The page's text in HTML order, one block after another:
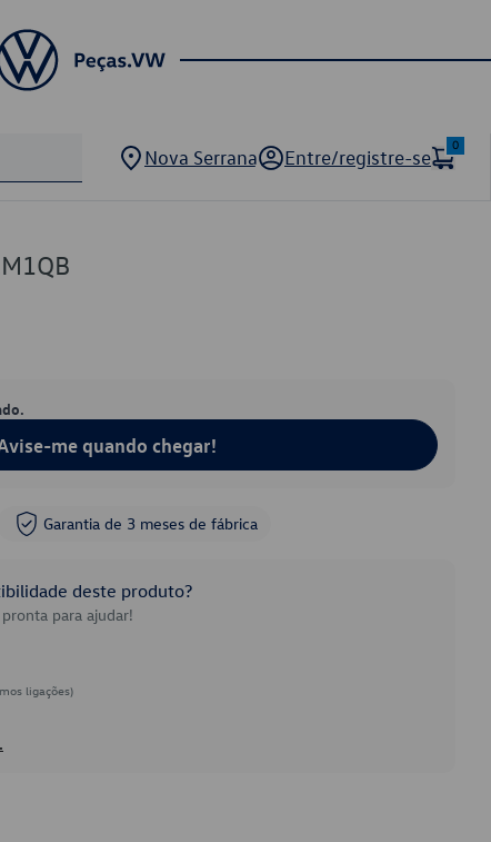
Nova Serrana Entre/registre-se
0
me quando chegar!
Garantia de 3 meses de fábrica
deste produto?
para ajudar!
ligações)